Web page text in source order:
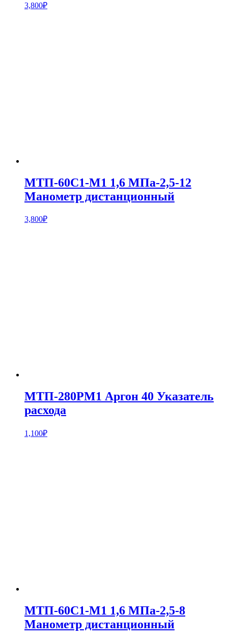
3,800₽
МТП-60С1-М1 1,6 МПа-2,5-12
Манометр дистанционный
3,800₽
МТП-280РМ1 Аргон 40 Указатель
расхода
1,100₽
МТП-60С1-М1 1,6 МПа-2,5-8
Манометр дистанционный